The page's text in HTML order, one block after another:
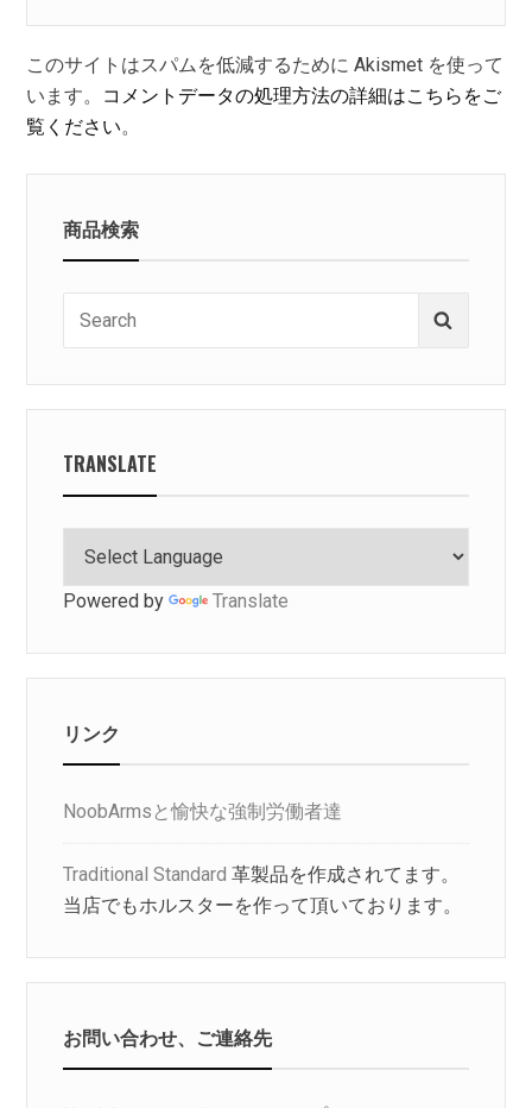
このサイトはスパムを低減するために Akismet を使って
います。 コメントデータの処理方法の詳細はこちらをご
覧ください。
商品検索
TRANSLATE
Powered by Translate
リンク
NoobArmsと愉快な強制労働者達
Traditional Standard 革製品を作成されてます。
当店でもホルスターを作って頂いております。
お問い合わせ、ご連絡先